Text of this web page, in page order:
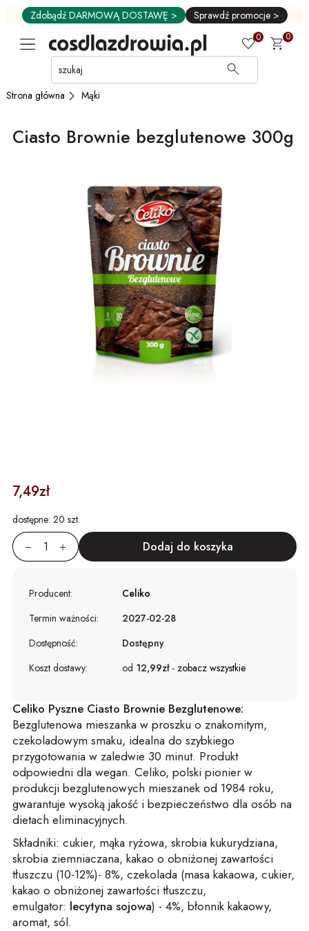
Przejdź
GŁÓWNEJ
ZAWARTOŚCI
MENU
UŻYTKOWNIKA
Zdobądź DARMOWĄ DOSTAWĘ > Sprawdź promocje >
0 0
Strona główna Mąki
Ciasto Brownie bezglutenowe 300g
7,49zł
dostępne: 20 szt.
Producent:
Celiko
Termin ważności:
2027-02-28
Dostępność:
Dostępny
Koszt dostawy:
od 12,99zł - zobacz wszystkie
Celiko Pyszne Ciasto Brownie Bezglutenowe:
Bezglutenowa mieszanka w proszku o znakomitym,
czekoladowym smaku, idealna do szybkiego
przygotowania w zaledwie 30 minut. Produkt
odpowiedni dla wegan. Celiko, polski pionier w
produkcji bezglutenowych mieszanek od 1984 roku,
gwarantuje wysoką jakość i bezpieczeństwo dla osób na
dietach eliminacyjnych.
Składniki: cukier, mąka ryżowa, skrobia kukurydziana,
skrobia ziemniaczana, kakao o obniżonej zawartości
tłuszczu (10-12%)- 8%, czekolada (masa kakaowa, cukier,
kakao o obniżonej zawartości tłuszczu,
emulgator: lecytyna sojowa) - 4%, błonnik kakaowy,
aromat, sól.